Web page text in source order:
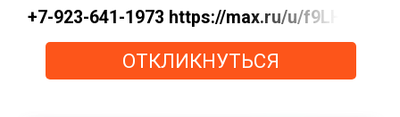
+7-923-641-1973 https://max.ru/u/
ОТКЛИКНУТЬСЯ